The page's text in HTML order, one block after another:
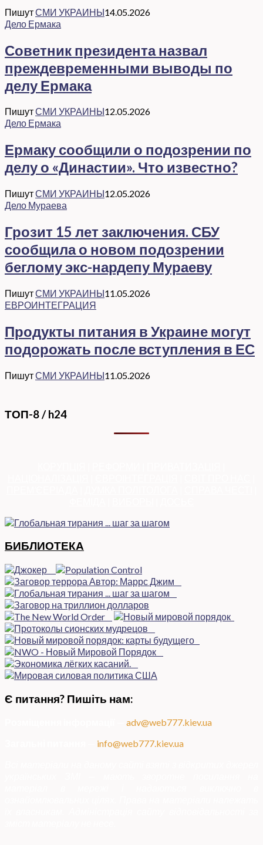
ПишутСМИ УКРАИНЫ14.05.2026
Дело Ермака
Советник президента назвал
преждевременными выводы по
делу Ермака
ПишутСМИ УКРАИНЫ12.05.2026
Дело Ермака
Ермаку сообщили о подозрении по
делу о «Династии». Что известно?
ПишутСМИ УКРАИНЫ12.05.2026
Дело Мураева
Грозит 15 лет заключения. СБУ
сообщила о новом подозрении
беглому экс-нардепу Мураеву
ПишутСМИ УКРАИНЫ11.05.2026
ЕВРОИНТЕГРАЦИЯ
Продукты питания в Украине могут
подорожать после вступления в ЕС
ПишутСМИ УКРАИНЫ11.05.2026
ТОП-8 / h24
БИБЛИОТЕКА
Є питання? Пишіть нам:
adv@web777.kiev.ua
info@web777.kiev.ua